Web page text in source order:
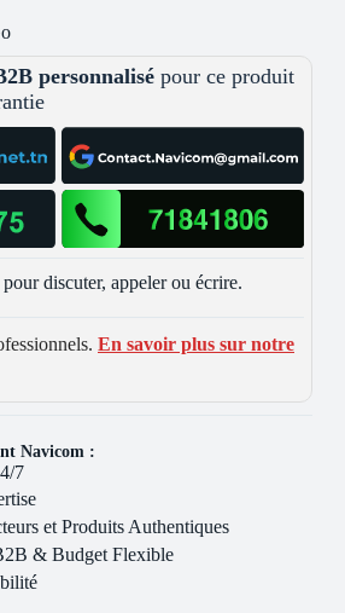
personnalisé pour ce produit
discuter, appeler ou écrire.
En savoir plus sur notre
Navicom :
7
et Produits Authentiques
& Budget Flexible